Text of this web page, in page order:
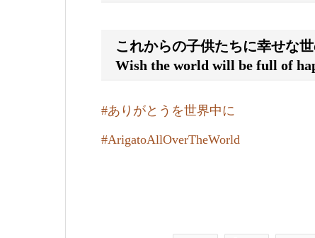
これからの子供たちに幸せな
Wish the world will be full of
#ありがとうを世界中に
#ArigatoAllOverTheWorld